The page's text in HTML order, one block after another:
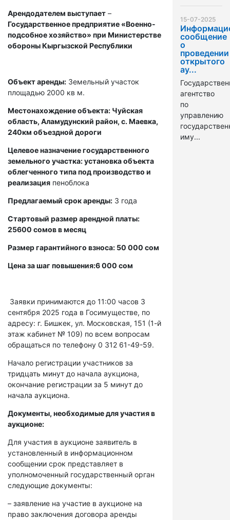
Арендодателем выступает –
Государственное предприятие «Военно-
подсобное хозяйство» при Министерстве
обороны Кыргызской Республики
Объект аренды: Земельный участок
площадью 2000 кв м.
Местонахождение объекта: Чуйская
область, Аламудунский район, с. Маевка,
240км объездной дороги
Целевое назначение государственного
земельного участка: установка объекта
облегченного типа под производство и
реализация пеноблока
Предлагаемый срок аренды: 3 года
Стартовый размер арендной платы:
25600 сомов в месяц
Размер гарантийного взноса: 50 000 сом
Цена за шаг повышения:6 000 сом
Заявки принимаются до 11:00 часов 3
сентября 2025 года в Госимуществе, по
адресу: г. Бишкек, ул. Московская, 151 (1-й
этаж кабинет № 109) по всем вопросам
обращаться по телефону 0 312 61-49-59.
Начало регистрации участников за
тридцать минут до начала аукциона,
окончание регистрации за 5 минут до
начала аукциона.
Документы, необходимые для участия в
аукционе:
Для участия в аукционе заявитель в
установленный в информационном
сообщении срок представляет в
уполномоченный государственный орган
следующие документы:
– заявление на участие в аукционе на
право заключения договора аренды
15-07-2025
сообщение
о
проведении
открытого
ау...
агентство
по
управлению
иму...